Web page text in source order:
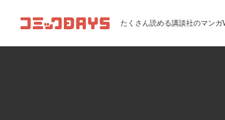
コミックDAYS たくさん読める講談社のマンガ